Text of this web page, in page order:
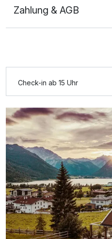
Für 3 Tage
Doppelzimmer Seeseite
2 Erwachsene und 1 Kind
Zahlung & AGB
Check-in ab 15 Uhr